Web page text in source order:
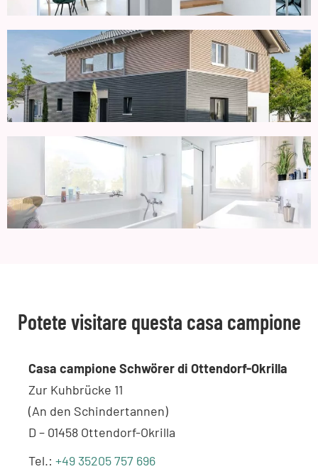
Potete visitare questa casa campione
Casa campione Schwörer di Ottendorf-Okrilla
Zur Kuhbrücke 11
(An den Schindertannen)
D – 01458 Ottendorf-Okrilla
Tel.:+49 35205 757 696